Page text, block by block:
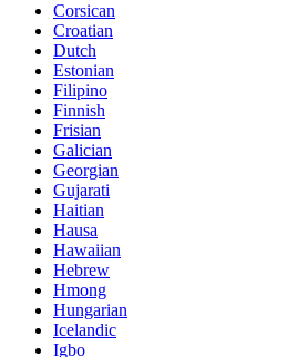
Corsican
Croatian
Dutch
Estonian
Filipino
Finnish
Frisian
Galician
Georgian
Gujarati
Haitian
Hausa
Hawaiian
Hebrew
Hmong
Hungarian
Icelandic
Igbo